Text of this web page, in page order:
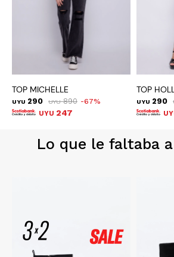
TOP MICHELLE
UYU 290 UYU 890 67
UYU 247
TOP
UYU 290
Lo que le faltaba